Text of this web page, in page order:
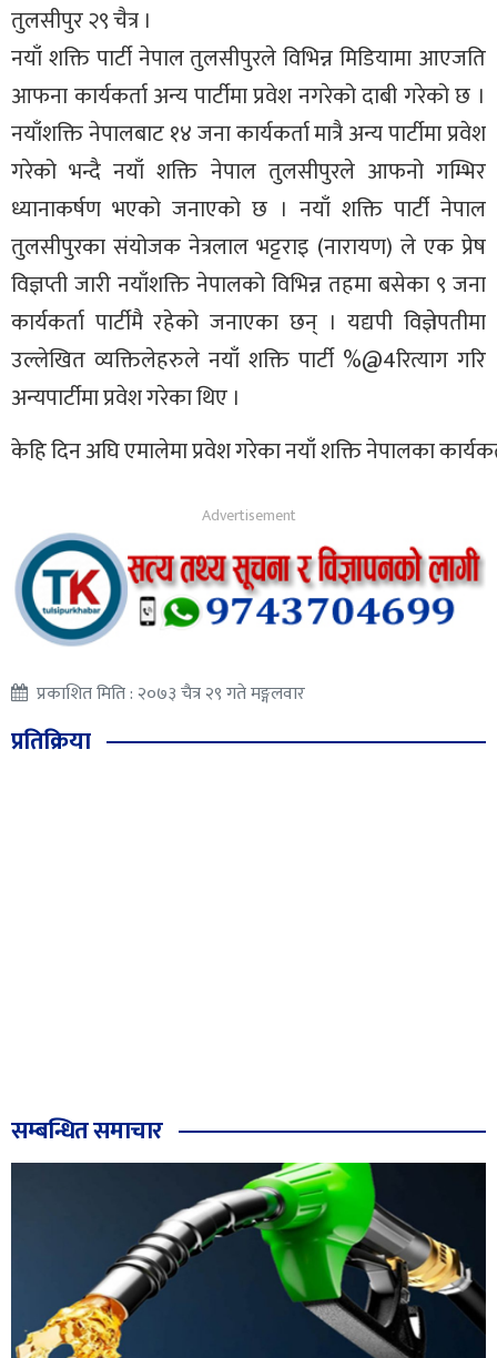
तुलसीपुर २९ चैत्र ।
नयाँ शक्ति पार्टी नेपाल तुलसीपुरले विभिन्न मिडियामा आएजति
आफना कार्यकर्ता अन्य पार्टीमा प्रवेश नगरेको दाबी गरेको छ ।
नयाँशक्ति नेपालबाट १४ जना कार्यकर्ता मात्रै अन्य पार्टीमा प्रवेश
गरेको भन्दै नयाँ शक्ति नेपाल तुलसीपुरले आफनो गम्भिर
ध्यानाकर्षण भएको जनाएको छ । नयाँ शक्ति पार्टी नेपाल
तुलसीपुरका संयोजक नेत्रलाल भट्टराइ (नारायण) ले एक प्रेष
विज्ञप्ती जारी नयाँशक्ति नेपालको विभिन्न तहमा बसेका ९ जना
कार्यकर्ता पार्टीमै रहेको जनाएका छन् । यद्यपी विज्ञेपॎतीमा
उल्लेखित व्यक्तिलेहरुले नयाँ शक्ति पार्टी %@4रित्याग गरि
अन्यपार्टीमा प्रवेश गरेका थिए ।
केहि दिन अघि एमालेमा प्रवेश गरेका नयाँ शक्ति नेपालका
प्रकाशित मिति : २०७३ चैत्र २९ गते मङ्गलवार
प्रतिक्रिया
सम्बन्धित समाचार